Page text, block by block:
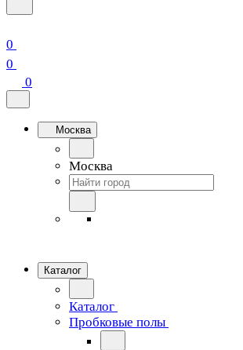
0
0
0
Москва
Москва
Каталог
Каталог
Пробковые полы